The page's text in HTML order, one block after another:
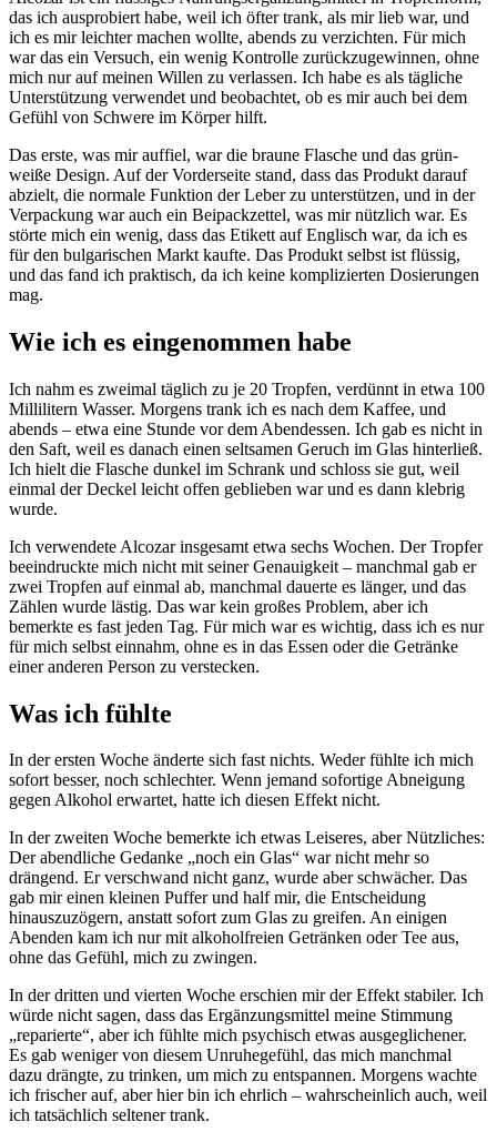
das ich ausprobiert habe, weil ich öfter trank, als mir lieb war, und
ich es mir leichter machen wollte, abends zu verzichten. Für mich
war das ein Versuch, ein wenig Kontrolle zurückzugewinnen, ohne
mich nur auf meinen Willen zu verlassen. Ich habe es als tägliche
Unterstützung verwendet und beobachtet, ob es mir auch bei dem
Gefühl von Schwere im Körper hilft.
Das erste, was mir auffiel, war die braune Flasche und das grün-
weiße Design. Auf der Vorderseite stand, dass das Produkt darauf
abzielt, die normale Funktion der Leber zu unterstützen, und in der
Verpackung war auch ein Beipackzettel, was mir nützlich war. Es
störte mich ein wenig, dass das Etikett auf Englisch war, da ich es
für den bulgarischen Markt kaufte. Das Produkt selbst ist flüssig,
und das fand ich praktisch, da ich keine komplizierten Dosierungen
mag.
Wie ich es eingenommen habe
Ich nahm es zweimal täglich zu je 20 Tropfen, verdünnt in etwa 100
Millilitern Wasser. Morgens trank ich es nach dem Kaffee, und
abends – etwa eine Stunde vor dem Abendessen. Ich gab es nicht in
den Saft, weil es danach einen seltsamen Geruch im Glas hinterließ.
Ich hielt die Flasche dunkel im Schrank und schloss sie gut, weil
einmal der Deckel leicht offen geblieben war und es dann klebrig
wurde.
Ich verwendete Alcozar insgesamt etwa sechs Wochen. Der Tropfer
beeindruckte mich nicht mit seiner Genauigkeit – manchmal gab er
zwei Tropfen auf einmal ab, manchmal dauerte es länger, und das
Zählen wurde lästig. Das war kein großes Problem, aber ich
bemerkte es fast jeden Tag. Für mich war es wichtig, dass ich es nur
für mich selbst einnahm, ohne es in das Essen oder die Getränke
einer anderen Person zu verstecken.
Was ich fühlte
In der ersten Woche änderte sich fast nichts. Weder fühlte ich mich
sofort besser, noch schlechter. Wenn jemand sofortige Abneigung
gegen Alkohol erwartet, hatte ich diesen Effekt nicht.
In der zweiten Woche bemerkte ich etwas Leiseres, aber Nützliches:
Der abendliche Gedanke „noch ein Glas“ war nicht mehr so
drängend. Er verschwand nicht ganz, wurde aber schwächer. Das
gab mir einen kleinen Puffer und half mir, die Entscheidung
hinauszuzögern, anstatt sofort zum Glas zu greifen. An einigen
Abenden kam ich nur mit alkoholfreien Getränken oder Tee aus,
ohne das Gefühl, mich zu zwingen.
In der dritten und vierten Woche erschien mir der Effekt stabiler. Ich
würde nicht sagen, dass das Ergänzungsmittel meine Stimmung
„reparierte“, aber ich fühlte mich psychisch etwas ausgeglichener.
Es gab weniger von diesem Unruhegefühl, das mich manchmal
dazu drängte, zu trinken, um mich zu entspannen. Morgens wachte
ich frischer auf, aber hier bin ich ehrlich – wahrscheinlich auch, weil
ich tatsächlich seltener trank.